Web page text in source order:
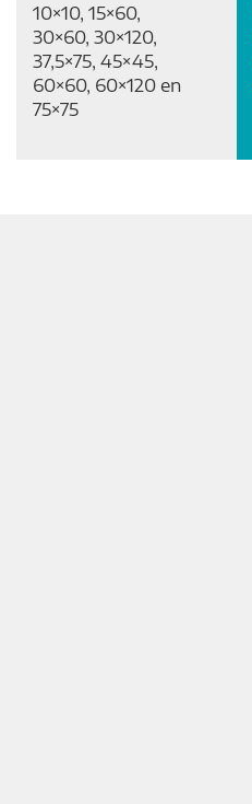
10×10, 15×60,
30×60, 30×120,
37,5×75, 45×45,
60×60, 60×120 en
75×75